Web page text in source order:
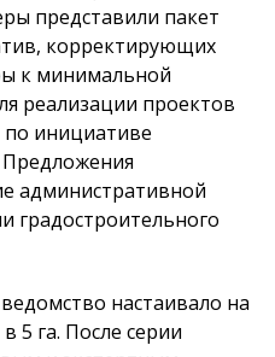
представили пакет
корректирующих
к минимальной
реализации проектов
по инициативе
Предложения
административной
градостроительного
настаивало на
в 5 га. После серии